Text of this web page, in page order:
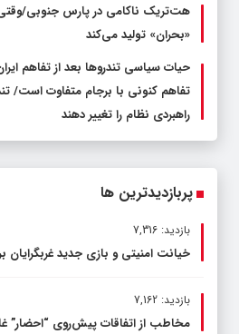
هت‌تریک ناکامی در پارس جنوبی/وقتی
«بحران» تولید می‌کند
حیات سیاسی تندروها بعد از تفاهم
تفاهم کنونی با برجام متفاوت است/
راهبردی نظام را تغییر دهند
پربازدیدترین ها
بازدید: 7,316
خیانت امنیتی و بازی جدید غربگرایان
بازدید: 7,162
مخاطب از اتفاقات پیش‌روی “احضار”